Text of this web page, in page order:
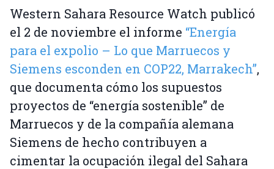
Western Sahara Resource Watch publicó
el 2 de noviembre el informe “Energía
para el expolio – Lo que Marruecos y
Siemens esconden en COP22, Marrakech”,
que documenta cómo los supuestos
proyectos de “energía sostenible” de
Marruecos y de la compañía alemana
Siemens de hecho contribuyen a
cimentar la ocupación ilegal del Sahara